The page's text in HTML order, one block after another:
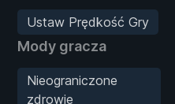
Ustaw Prędkość Gry
Mody gracza
Nieograniczone
zdrowie